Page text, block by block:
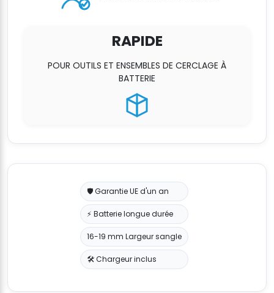
RAPIDE
POUR OUTILS ET ENSEMBLES DE CERCLAGE À
BATTERIE
🛡️ Garantie UE d'un an
⚡ Batterie longue durée
16-19 mm Largeur sangle
🛠️ Chargeur inclus